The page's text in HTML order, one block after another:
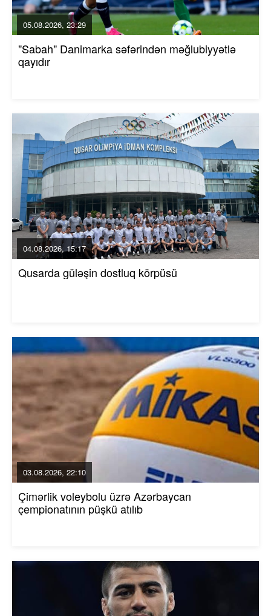
05.08.2026, 23:29
"Sabah" Danimarka səfərindən məğlubiyyətlə
qayıdır
04.08.2026, 15:17
Qusarda güləşin dostluq körpüsü
03.08.2026, 22:10
Çimərlik voleybolu üzrə Azərbaycan
çempionatının püşkü atılıb